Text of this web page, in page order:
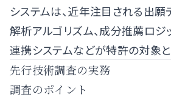
システムは、近年注目される出願
解析アルゴリズム、成分推薦ロジ
連携システムなどが特許の対象と
先行技術調査の実務
調査のポイント